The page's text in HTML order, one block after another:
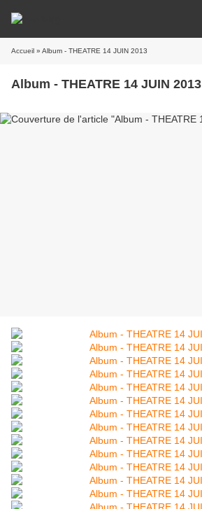
Accueil » Album - THEATRE 14 JUIN 2013
Album - THEATRE 14 JUIN 2013